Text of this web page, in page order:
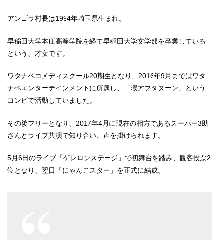
アンゴラ村長は1994年埼玉県生まれ。
早稲田大学本庄高等学院を経て早稲田大学文学部を卒業している
という、才女です。
ワタナベコメディスクール20期生となり、2016年9月まではワタ
ナベエンターテインメントに所属し、「暇アフタヌーン」という
コンビで活動していました。
その後フリーとなり、2017年4月に現在の相方であるスーパー3助
さんとライブ共演で知り合い、声を掛けられます。
5月6日のライブ「ゲレロンステージ」で初舞台を踏み、観客投票2
位となり、翌日「にゃんこスター」を正式に結成。